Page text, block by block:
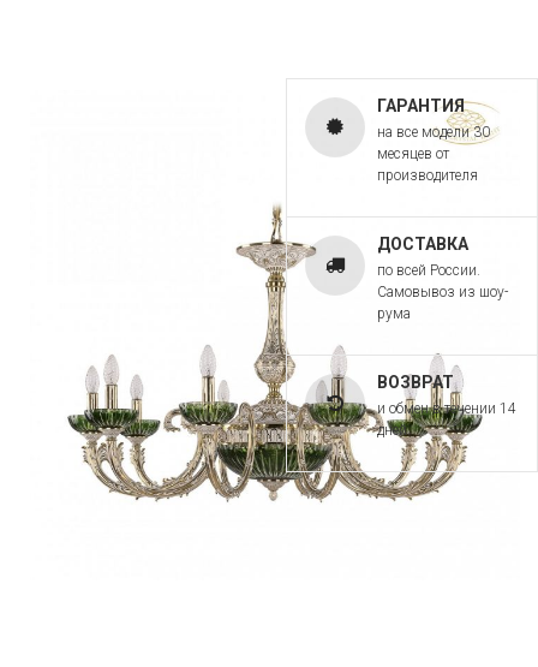
ГАРАНТИЯ
на все модели 30
месяцев от
производителя
ДОСТАВКА
по всей России.
Самовывоз из шоу-
рума
ВОЗВРАТ
и обмен в течении 14
дней